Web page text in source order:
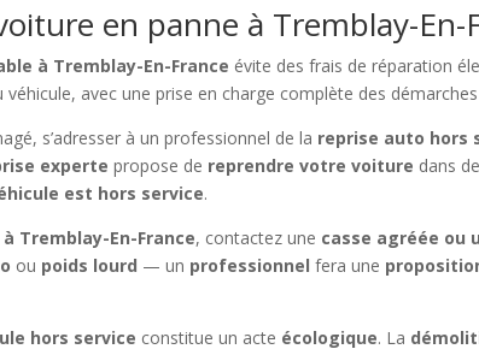
en panne à Tremblay-En-
à Tremblay-En-France évite des frais de réparation
véhicule, avec une prise en charge complète des
s’adresser à un professionnel de la reprise auto hors
experte propose de reprendre votre voiture dans
est hors service.
Tremblay-En-France, contactez une casse agréée ou
ou poids lourd — un professionnel fera une
hors service constitue un acte écologique. La